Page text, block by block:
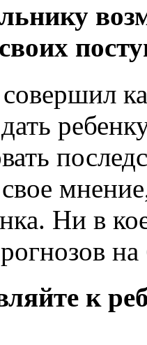
Ни в
к